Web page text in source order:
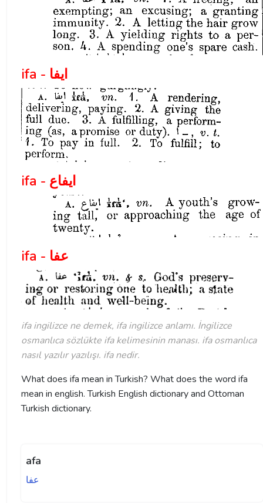
ifa - ايفا
ifa - ايفاع
ifa - عفا
ifa ingilizce ne demek, ifa ingilizce anlamı. İngilizce
osmanlıca sözlükte ifa kelimesinin manası. ifa osmanlıca
nasıl yazılır yazılışı. ifa nedir.
What does ifa mean in Turkish? What does the word ifa
mean in english. Turkish English dictionary and Ottoman
Turkish dictionary.
afa
عفا